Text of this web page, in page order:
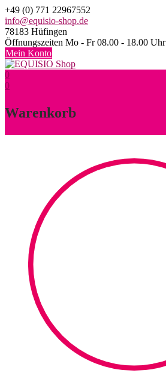
Skip
to
content
+49 (0) 771 22967552
info@equisio-shop.de
78183 Hüfingen
Öffnungszeiten Mo - Fr 08.00 - 18.00 Uhr
Mein Konto
0
0
Warenkorb